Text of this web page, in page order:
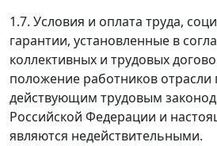
1.7. Условия и оплата труда,
гарантии, установленные в
коллективных и трудовых
положение работников отрасли
действующим трудовым
Российской Федерации и
являются недействительными.